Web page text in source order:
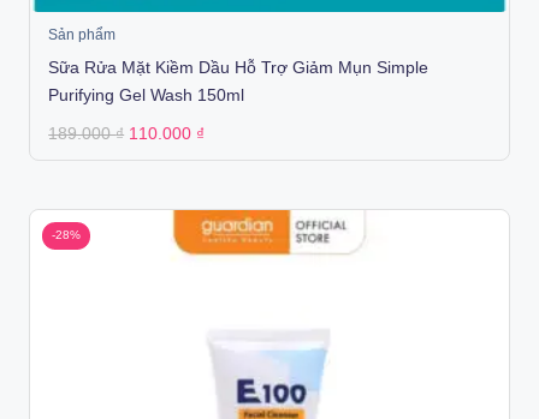
Sản phẩm
Sữa Rửa Mặt Kiềm Dầu Hỗ Trợ Giảm Mụn Simple
Purifying Gel Wash 150ml
189.000₫ Original
was:
110.000 ₫
is:
-28%